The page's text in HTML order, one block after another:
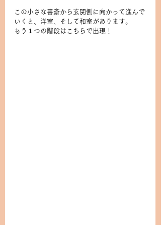
この小さな書斎から玄関側に向かって進んで
いくと、洋室、そして和室があります。
もう１つの階段はこちらで出現！